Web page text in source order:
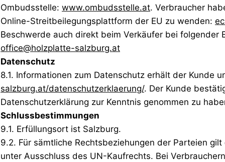
Ombudsstelle: www.ombudsstelle.at. Verbraucher
Online-Streitbeilegungsplattform der EU zu wenden:
Beschwerde auch direkt beim Verkäufer bei folgender
office@holzplatte-salzburg.at
Datenschutz
8.1. Informationen zum Datenschutz erhält der Kunde
salzburg.at/datenschutzerklaerung/. Der Kunde
Datenschutzerklärung zur Kenntnis genommen zu
Schlussbestimmungen
9.1. Erfüllungsort ist Salzburg.
9.2. Für sämtliche Rechtsbeziehungen der Parteien
unter Ausschluss des UN-Kaufrechts. Bei